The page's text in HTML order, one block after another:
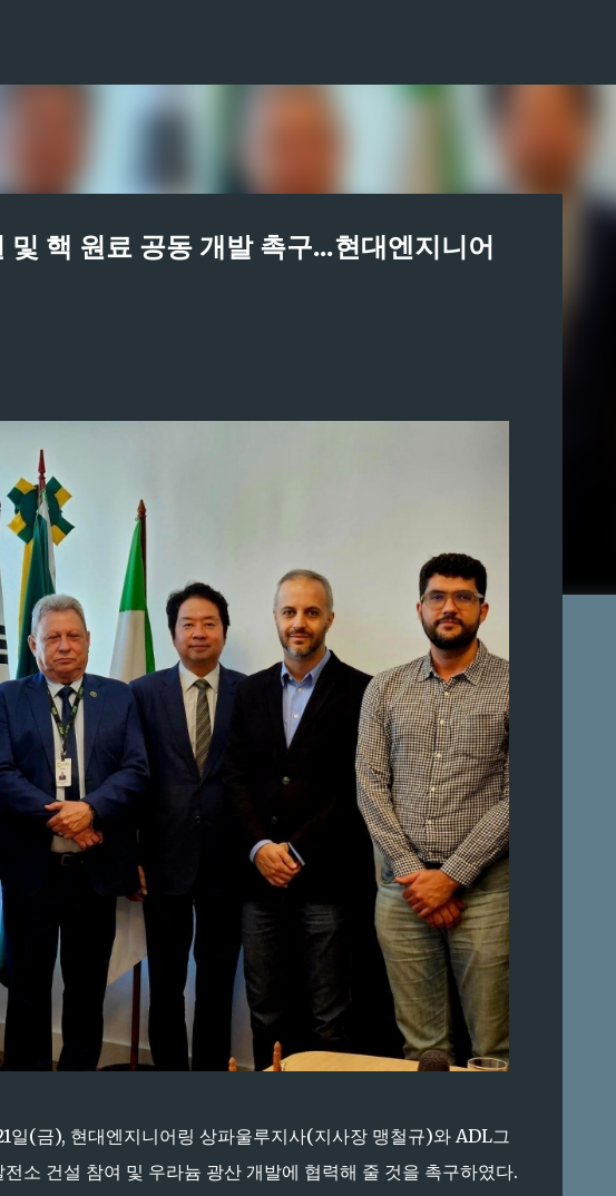
핵 원료 공동 개발 촉구...현대엔지니어
(금), 현대엔지니어링 상파울루지사(지사장 맹철규)와 ADL그
소 건설 참여 및 우라늄 광산 개발에 협력해 줄 것을 촉구하였다.